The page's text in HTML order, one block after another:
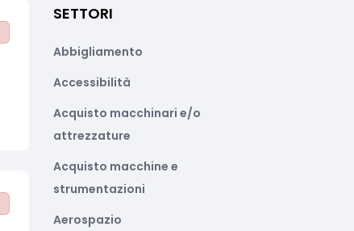
SETTORI
Abbigliamento
Accessibilità
Acquisto macchinari e/o
attrezzature
Acquisto macchine e
strumentazioni
Aerospazio